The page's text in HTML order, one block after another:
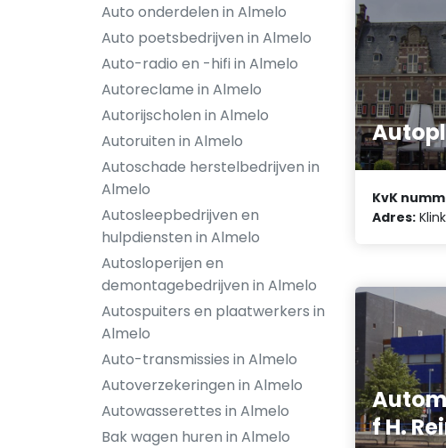
Auto onderdelen in Almelo
Auto poetsbedrijven in Almelo
Auto-radio en -hifi in Almelo
Autoreclame in Almelo
Autorijscholen in Almelo
Autoruiten in Almelo
Autoschade herstelbedrijven in
Almelo
Autosleepbedrijven en
hulpdiensten in Almelo
Autosloperijen en
demontagebedrijven in Almelo
Autospuiters en plaatwerkers in
Almelo
Auto-transmissies in Almelo
Autoverzekeringen in Almelo
Autowasserettes in Almelo
Bak wagen huren in Almelo
KvK
Adres:
f H.